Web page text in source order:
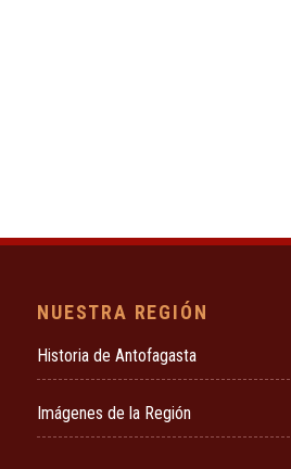
NUESTRA REGIÓN
Historia de Antofagasta
Imágenes de la Región